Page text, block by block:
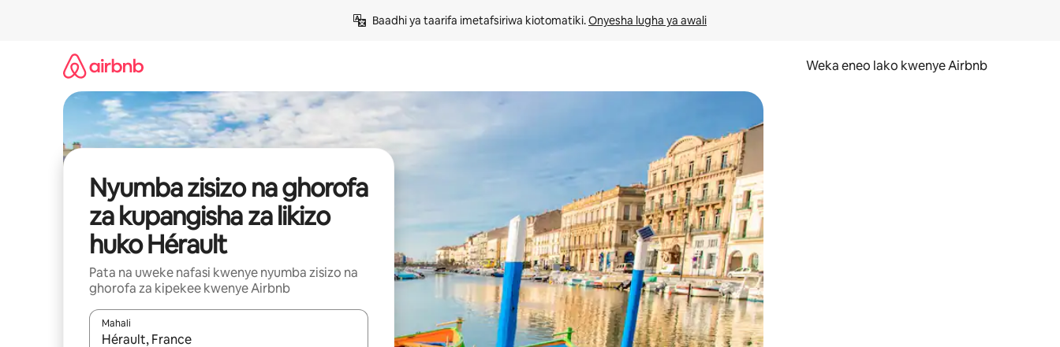
Baadhi ya taarifa imetafsiriwa kiotomatiki. Onyesha lugha ya awali
Weka eneo lako kwenye Airbnb
Nyumba zisizo na ghorofa
za kupangisha za likizo
huko Hérault
Pata na uweke nafasi kwenye nyumba zisizo na
ghorofa za kipekee kwenye Airbnb
Mahali
Wakati matokeo yanapatikana, vinjari kwa kutumia vitufe vya vishale vya juu na chini au uchunguze kwa kugusa au kutelezesha kidole kwenye ishara.